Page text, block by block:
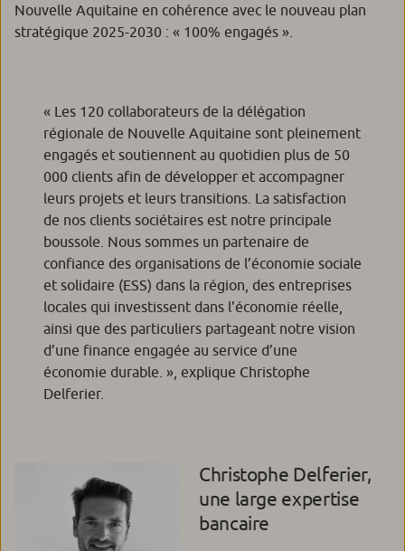
Nouvelle Aquitaine en cohérence avec le nouveau plan
stratégique 2025-2030 : « 100% engagés ».
« Les 120 collaborateurs de la délégation
régionale de Nouvelle Aquitaine sont pleinement
engagés et soutiennent au quotidien plus de 50
000 clients afin de développer et accompagner
leurs projets et leurs transitions. La satisfaction
de nos clients sociétaires est notre principale
boussole. Nous sommes un partenaire de
confiance des organisations de l’économie sociale
et solidaire (ESS) dans la région, des entreprises
locales qui investissent dans l’économie réelle,
ainsi que des particuliers partageant notre vision
d’une finance engagée au service d’une
économie durable. », explique Christophe
Delferier.
Christophe Delferier,
une large expertise
bancaire